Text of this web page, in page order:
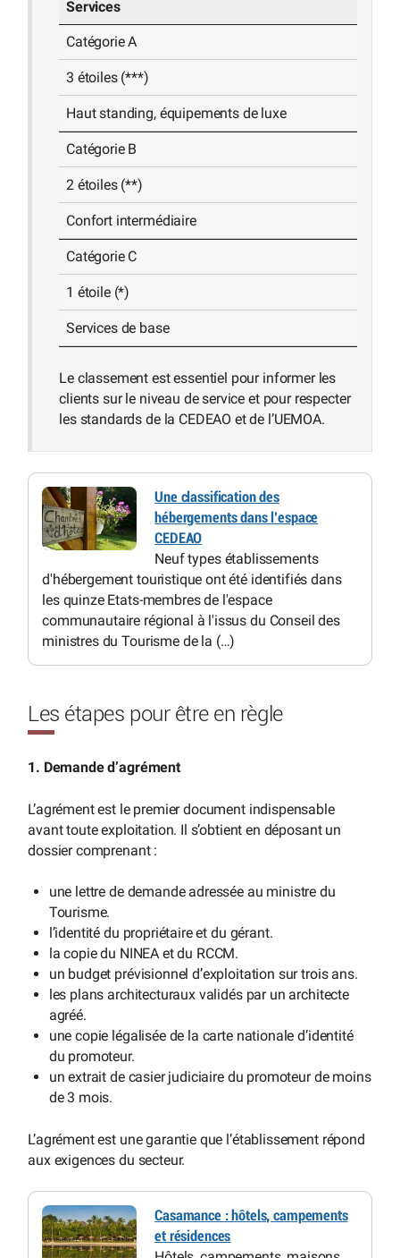
Services
Catégorie A
3 étoiles (***)
Haut standing, équipements de luxe
Catégorie B
2 étoiles (**)
Confort intermédiaire
Catégorie C
1 étoile (*)
Services de base
Le classement est essentiel pour informer les
clients sur le niveau de service et pour respecter
les standards de la CEDEAO et de l’UEMOA.
Une classification des
hébergements dans l’espace
CEDEAO
Neuf types établissements
d'hébergement touristique ont été identifiés dans
les quinze Etats-membres de l'espace
communautaire régional à l'issus du Conseil des
ministres du Tourisme de la (…)
Les étapes pour être en règle
1. Demande d’agrément
L’agrément est le premier document indispensable
avant toute exploitation. Il s’obtient en déposant un
dossier comprenant :
une lettre de demande adressée au ministre du
Tourisme.
l’identité du propriétaire et du gérant.
la copie du NINEA et du RCCM.
un budget prévisionnel d’exploitation sur trois ans.
les plans architecturaux validés par un architecte
agréé.
une copie légalisée de la carte nationale d’identité
du promoteur.
un extrait de casier judiciaire du promoteur de moins
de 3 mois.
L’agrément est une garantie que l’établissement répond
aux exigences du secteur.
Casamance : hôtels, campements
et résidences